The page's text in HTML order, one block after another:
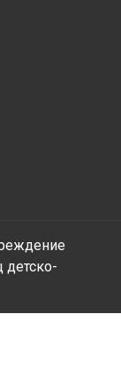
детско-